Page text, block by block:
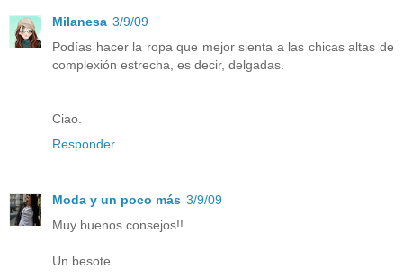
Milanesa 3/9/09
Podías hacer la ropa que mejor sienta a las chicas altas de
complexión estrecha, es decir, delgadas.
Ciao.
Responder
Moda y un poco más 3/9/09
Muy buenos consejos!!
Un besote